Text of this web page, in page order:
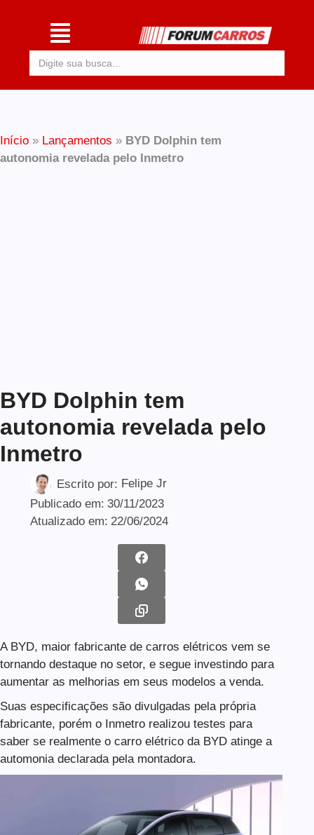
Início » Lançamentos » BYD Dolphin tem
autonomia revelada pelo Inmetro
BYD Dolphin tem
autonomia revelada pelo
Inmetro
Escrito por: Felipe Jr
Publicado em: 30/11/2023
Atualizado em: 22/06/2024
A BYD, maior fabricante de carros elétricos vem se
tornando destaque no setor, e segue investindo para
aumentar as melhorias em seus modelos a venda.
Suas especificações são divulgadas pela própria
fabricante, porém o Inmetro realizou testes para
saber se realmente o carro elétrico da BYD atinge a
automonia declarada pela montadora.